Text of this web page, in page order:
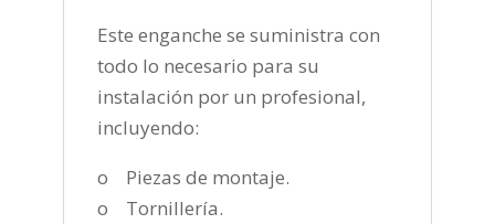
Este enganche se suministra con
todo lo necesario para su
instalación por un profesional,
incluyendo:
o Piezas de montaje.
o Tornillería.